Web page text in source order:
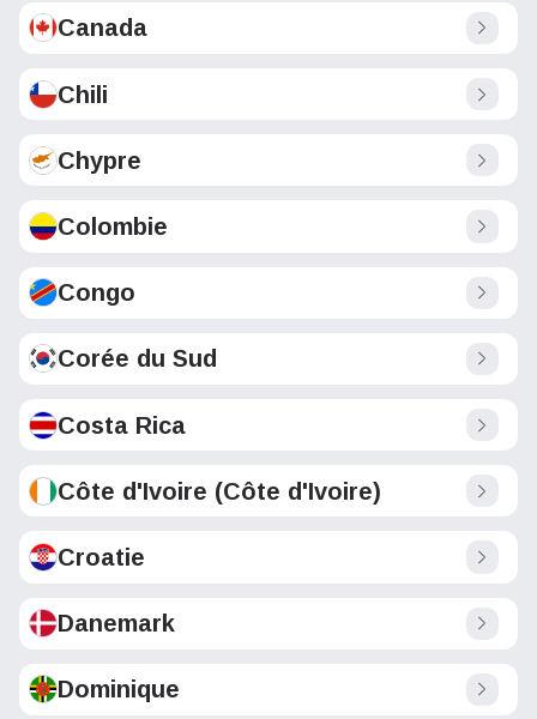
Canada
Chili
Chypre
Colombie
Congo
Corée du Sud
Costa Rica
Côte d'Ivoire (Côte d'Ivoire)
Croatie
Danemark
Dominique